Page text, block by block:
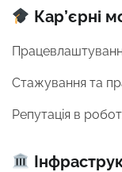
Кар’єрні
Стажування та
Репутація в